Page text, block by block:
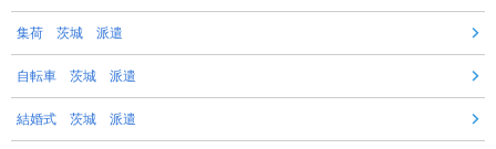
集荷 茨城 派遣
自転車 茨城 派遣
結婚式 茨城 派遣